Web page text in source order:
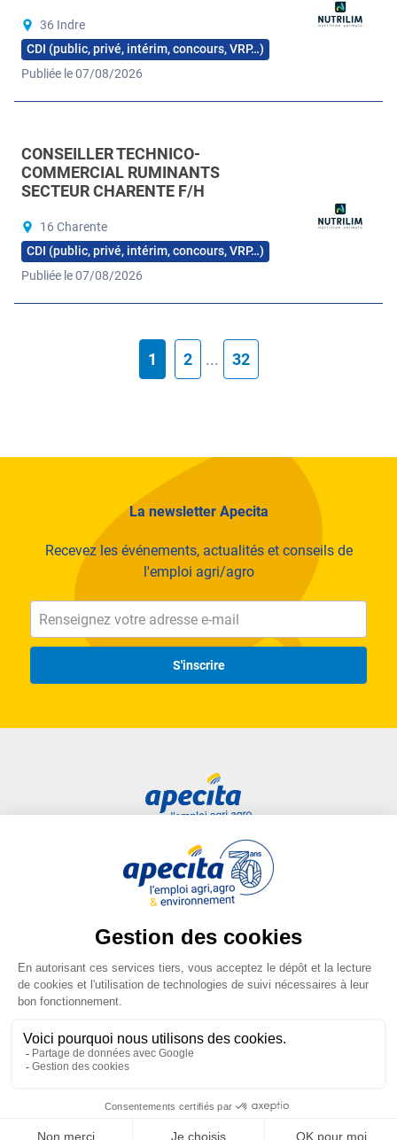
36 Indre
CDI (public, privé, intérim, concours, VRP…)
Publiée le 07/08/2026
CONSEILLER TECHNICO-
COMMERCIAL RUMINANTS
SECTEUR CHARENTE F/H
16 Charente
CDI (public, privé, intérim, concours, VRP…)
Publiée le 07/08/2026
1 2 ... 32
La newsletter Apecita
Recevez les événements, actualités et conseils de
l'emploi agri/agro
S'inscrire
Entreprise
Centre de formation
Liens utiles
Plan du site
FAQ
d'utilisation
Gestion des cookies